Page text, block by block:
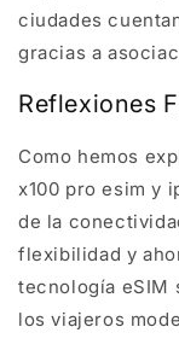
ciudades
gracias a
Reflexiones
Como hemos
x100 pro esim y
de la
flexibilidad y
tecnología eSIM
los viajeros